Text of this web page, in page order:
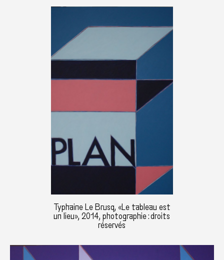
Typhaine Le Brusq, «Le tableau est
un lieu», 2014, photographie : droits
réservés